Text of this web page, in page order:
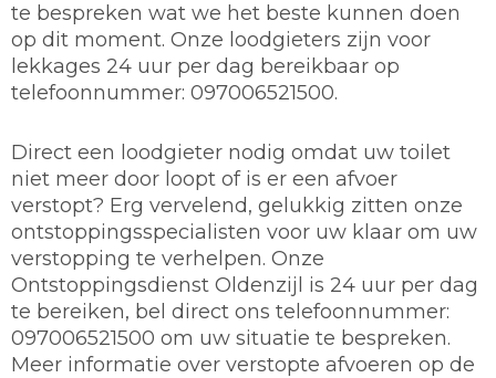
te bespreken wat we het beste kunnen doen
op dit moment. Onze loodgieters zijn voor
lekkages 24 uur per dag bereikbaar op
telefoonnummer: 097006521500.
Direct een loodgieter nodig omdat uw toilet
niet meer door loopt of is er een afvoer
verstopt? Erg vervelend, gelukkig zitten onze
ontstoppingsspecialisten voor uw klaar om uw
verstopping te verhelpen. Onze
Ontstoppingsdienst Oldenzijl is 24 uur per dag
te bereiken, bel direct ons telefoonnummer:
097006521500 om uw situatie te bespreken.
Meer informatie over verstopte afvoeren op de